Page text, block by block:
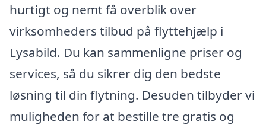
hurtigt og nemt få overblik over
virksomheders tilbud på flyttehjælp i
Lysabild. Du kan sammenligne priser og
services, så du sikrer dig den bedste
løsning til din flytning. Desuden tilbyder vi
muligheden for at bestille tre gratis og